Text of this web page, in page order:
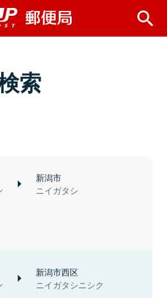
索
新潟市
ニイガタシ
新潟市西区
ニイガタシニシク